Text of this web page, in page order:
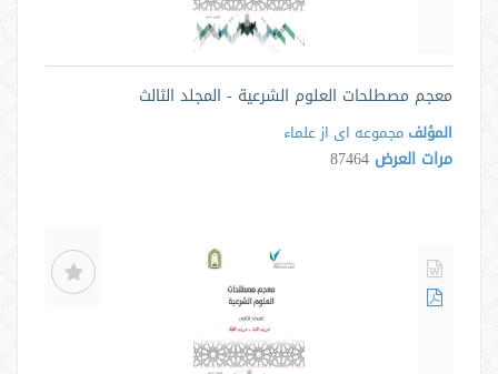
معجم مصطلحات العلوم الشرعية - المجلد الثالث
المؤلف مجموعه ای از علماء
مرات العرض 87464